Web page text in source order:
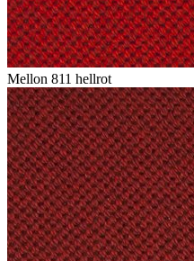
Mellon 811 hellrot